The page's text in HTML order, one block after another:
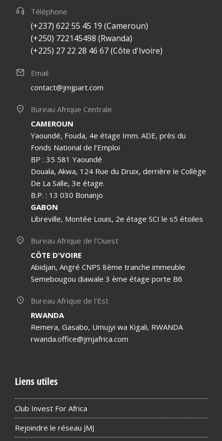
Téléphone
(+237) 622 55 45 19 (Cameroun)
(+250) 722145498 (Rwanda)
(+225) 27 22 28 46 67 (Côte d'Ivoire)
Email
contact@jmjpart.com
Bureau Afrique Centrale
CAMEROUN
Yaoundé, Fouda, 4e étage Imm. ADE, près du
Fonds National de l’Emploi
BP : 35 581 Yaoundé
Douala, Akwa, 124 Rue du Druix, derrière le Collège
De La Salle, 3e étage.
B.P. : 13 030 Bonanjo
GABON
Libreville, Montée Louis, 2e étage SCI le s5 étoiles
Bureau Afrique de l’Ouest
CÔTE D'VOIRE
Abidjan, Angré CNPS 8ème tranche immeuble
Semebougou diawale 3 ème étage porte B6
Bureau Afrique de l’Est
RWANDA
Remera, Gasabo, Umujyi wa Kigali, RWANDA
rwanda.office@jmjafrica.com
Liens utiles
Club Invest For Africa
Rejoindre le réseau JMJ